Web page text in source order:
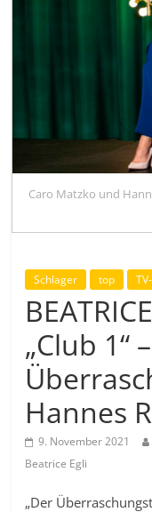
Caro Matzko und
Schlager top
„Club 1“
Hannes
9. November 2021
Beatrice Egli
„Der